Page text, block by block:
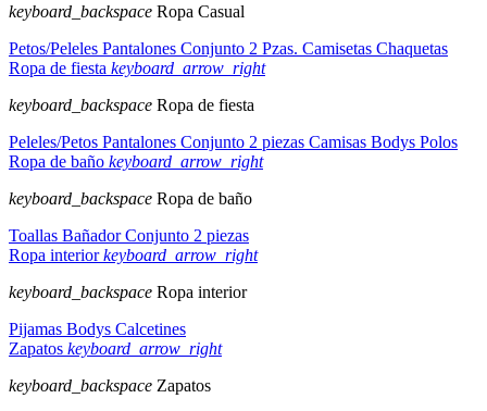
keyboard_backspace Ropa Casual
Petos/Peleles Pantalones Conjunto 2 Pzas. Camisetas Chaquetas
Ropa de fiesta keyboard_arrow_right
keyboard_backspace Ropa de fiesta
Peleles/Petos Pantalones Conjunto 2 piezas Camisas Bodys Polos
Ropa de baño keyboard_arrow_right
keyboard_backspace Ropa de baño
Toallas BañadorConjunto 2 piezas
Ropa interiorkeyboard_arrow_right
keyboard_backspace Ropa interior
Pijamas Bodys Calcetines
Zapatos keyboard_arrow_right
keyboard_backspace Zapatos